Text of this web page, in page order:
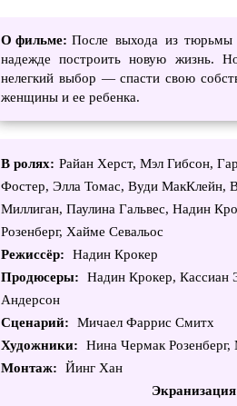
О фильме: После выхода из тюрьмы
надежде построить новую жизнь.
нелегкий выбор — спасти свою
женщины и ее ребенка.
В ролях: Райан Херст, Мэл Гибсон,
Фостер, Элла Томас, Вуди МакКлейн,
Миллиган, Паулина Гальвес, Надин
Розенберг, Хайме Севальос
Режиссёр:
Надин Крокер
Продюсеры:
Надин Крокер, Кассиан
Андерсон
Сценарий:
Мичаел Фаррис Смитх
Художники:
Нина Чермак Розенберг,
Монтаж:
Йинг Хан